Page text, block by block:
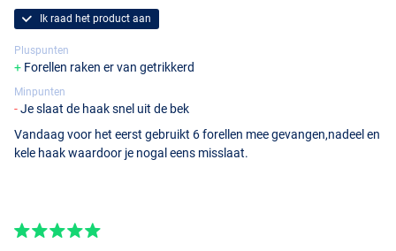
Black 'N White
Ik raad het product aan
Pluspunten
Forellen raken er van getrikkerd
Minpunten
Je slaat de haak snel uit de bek
Vandaag voor het eerst gebruikt 6 forellen mee gevangen,nadeel en
kele haak waardoor je nogal eens misslaat.